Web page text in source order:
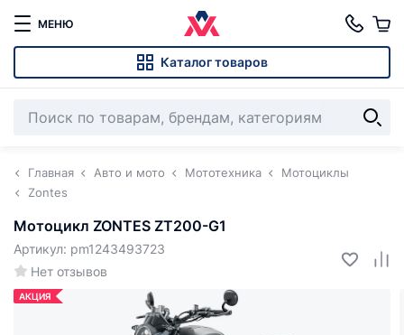
МЕНЮ
Каталог товаров
Главная Авто и мото Мототехника
Мотоциклы
Zontes
Мотоцикл ZONTES ZT200-G1
Нет отзывов
Артикул: pm1243493723
АКЦИЯ